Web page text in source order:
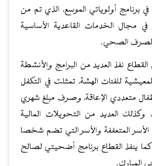
برنامج أولوياتي الموسع، الذي تم من
في مجال الخدمات القاعدية الأساسية
الصحي.
نفذ العديد من البرامج والأنشطة
للفئات الهشة، تمثلت في التكفل
متعددي الإعاقة، وصرف مبلغ شهري
العديد من التحويلات المالية
المتعففة والأسر التي تضم شخصا
كما ينفذ القطاع برنامج أضحيتي لصالح
المبارك.